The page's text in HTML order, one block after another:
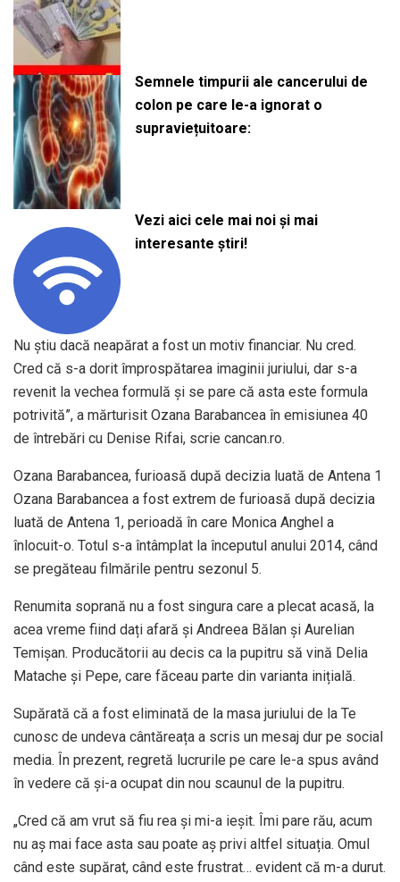
Semnele timpurii ale cancerului de
colon pe care le-a ignorat o
supraviețuitoare:
Vezi aici cele mai noi și mai
interesante știri!
Nu știu dacă neapărat a fost un motiv financiar. Nu cred.
Cred că s-a dorit împrospătarea imaginii juriului, dar s-a
revenit la vechea formulă și se pare că asta este formula
potrivită”, a mărturisit Ozana Barabancea în emisiunea 40
de întrebări cu Denise Rifai, scrie cancan.ro.
Ozana Barabancea, furioasă după decizia luată de Antena 1
Ozana Barabancea a fost extrem de furioasă după decizia
luată de Antena 1, perioadă în care Monica Anghel a
înlocuit-o. Totul s-a întâmplat la începutul anului 2014, când
se pregăteau filmările pentru sezonul 5.
Renumita soprană nu a fost singura care a plecat acasă, la
acea vreme fiind dați afară și Andreea Bălan și Aurelian
Temișan. Producătorii au decis ca la pupitru să vină Delia
Matache și Pepe, care făceau parte din varianta inițială.
Supărată că a fost eliminată de la masa juriului de la Te
cunosc de undeva cântăreața a scris un mesaj dur pe social
media. În prezent, regretă lucrurile pe care le-a spus având
în vedere că și-a ocupat din nou scaunul de la pupitru.
„Cred că am vrut să fiu rea și mi-a ieșit. Îmi pare rău, acum
nu aș mai face asta sau poate aș privi altfel situația. Omul
când este supărat, când este frustrat… evident că m-a durut.